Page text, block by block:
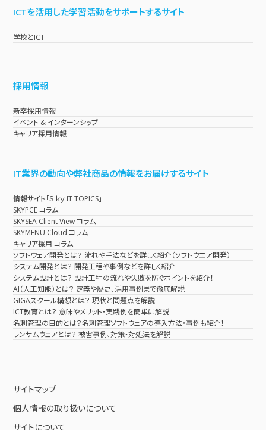
ICTを活用した学習活動をサポートするサイト
学校とICT
採用情報
新卒採用情報
イベント & インターンシップ
キャリア採用情報
IT業界の動向や弊社商品の情報をお届けするサイト
情報サイト「Ｓｋｙ IT TOPICS」
SKYPCE コラム
SKYSEA Client View コラム
SKYMENU Cloud コラム
キャリア採用 コラム
ソフトウェア開発とは？ 流れや手法などを詳しく紹介（ソフトウエア開発）
システム開発とは？ 開発工程や事例などを詳しく紹介
システム設計とは？ 設計工程の流れや失敗を防ぐポイントを紹介！
AI（人工知能）とは？ 定義や歴史、活用事例まで徹底解説
GIGAスクール構想とは？ 現状と問題点を解説
ICT教育とは？ 意味やメリット・実践例を簡単に解説
名刺管理の目的とは？名刺管理ソフトウェアの導入方法・事例も紹介！
ランサムウェアとは？ 被害事例、対策・対処法を解説
サイトマップ
個人情報の取り扱いについて
サイトについて